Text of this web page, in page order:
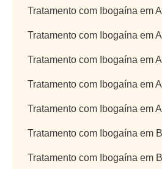
Tratamento com Ibogaína em
Tratamento com Ibogaína em
Tratamento com Ibogaína em
Tratamento com Ibogaína em
Tratamento com Ibogaína em
Tratamento com Ibogaína em
Tratamento com Ibogaína em